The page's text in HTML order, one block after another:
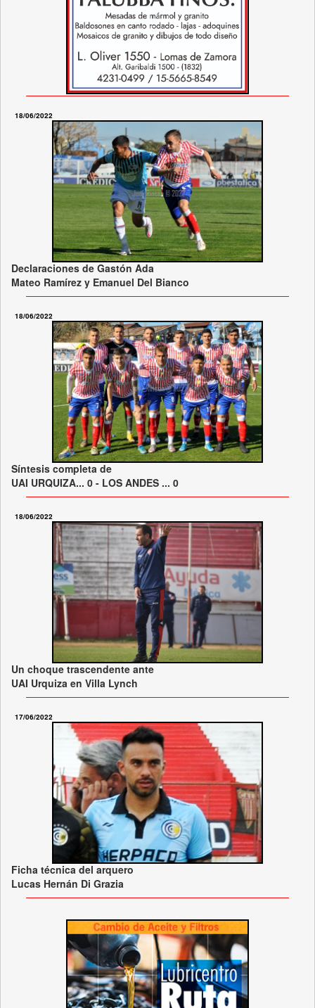
18/06/2022
Declaraciones de Gastón Ada
Mateo Ramírez y Emanuel Del Bianco
18/06/2022
Síntesis completa de
UAI URQUIZA... 0 - LOS ANDES ... 0
18/06/2022
Un choque trascendente ante
UAI Urquiza en Villa Lynch
17/06/2022
Ficha técnica del arquero
Lucas Hernán Di Grazia